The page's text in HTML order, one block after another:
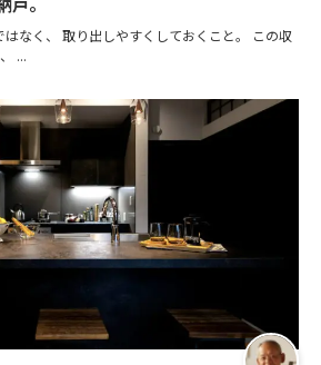
なく、 取り出しやすくしておくこと。 この収
...